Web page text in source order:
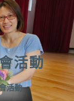
活動
活動